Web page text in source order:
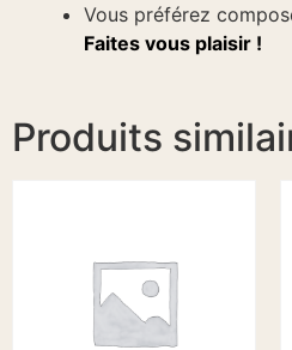
Vous préférez
Faites vous plaisir !
Produits